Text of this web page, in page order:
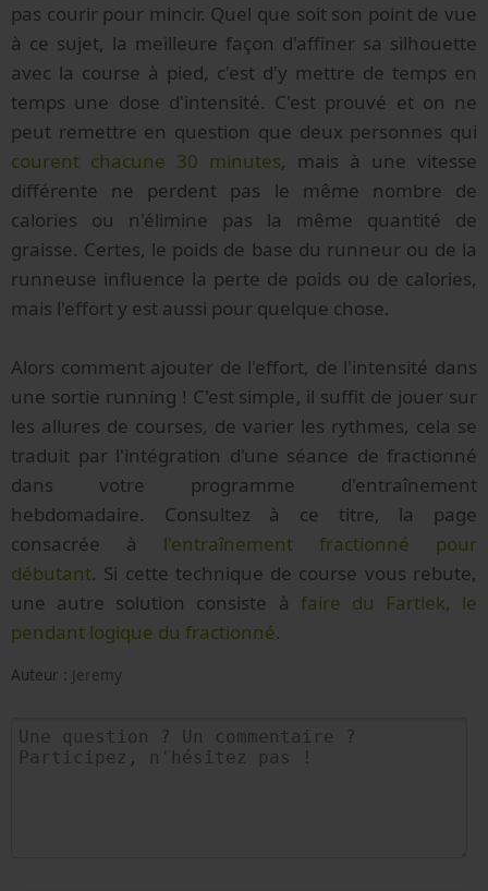
pas courir pour mincir. Quel que soit son point de vue
à ce sujet, la meilleure façon d'affiner sa silhouette
avec la course à pied, c'est d'y mettre de temps en
temps une dose d'intensité. C'est prouvé et on ne
peut remettre en question que deux personnes qui
courent chacune 30 minutes, mais à une vitesse
différente ne perdent pas le même nombre de
calories ou n'élimine pas la même quantité de
graisse. Certes, le poids de base du runneur ou de la
runneuse influence la perte de poids ou de calories,
mais l'effort y est aussi pour quelque chose.
Alors comment ajouter de l'effort, de l'intensité dans
une sortie running ! C'est simple, il suffit de jouer sur
les allures de courses, de varier les rythmes, cela se
traduit par l'intégration d'une séance de fractionné
dans votre programme d'entraînement
hebdomadaire. Consultez à ce titre, la page
consacrée à l'entraînement fractionné pour
débutant. Si cette technique de course vous rebute,
une autre solution consiste à faire du Fartlek, le
pendant logique du fractionné.
Auteur : Jeremy